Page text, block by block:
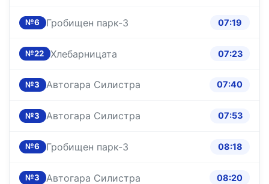
№6 Гробищен парк-3 07:19
№22 Хлебарницата 07:23
№3 Автогара Силистра 07:40
№3 Автогара Силистра 07:53
№6 Гробищен парк-3 08:18
№3 Автогара Силистра 08:20